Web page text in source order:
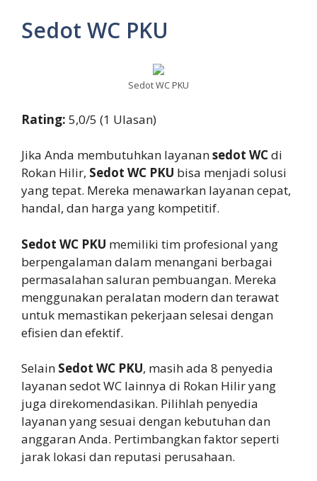
Sedot WC PKU
Sedot WC PKU
Rating: 5,0/5 (1 Ulasan)
Jika Anda membutuhkan layanansedot WCdi
Rokan Hilir, Sedot WC PKU bisa menjadi solusi
yang tepat. Mereka menawarkan layanan cepat,
handal, dan harga yang kompetitif.
Sedot WC PKU memiliki tim profesional yang
berpengalaman dalam menangani berbagai
permasalahan saluran pembuangan. Mereka
menggunakan peralatan modern dan terawat
untuk memastikan pekerjaan selesai dengan
efisien dan efektif.
Selain Sedot WC PKU, masih ada 8 penyedia
layanan sedot WC lainnya di Rokan Hilir yang
juga direkomendasikan. Pilihlah penyedia
layanan yang sesuai dengan kebutuhan dan
anggaran Anda. Pertimbangkan faktor seperti
jarak lokasi dan reputasi perusahaan.